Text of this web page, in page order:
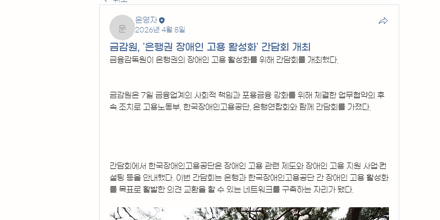
운영자
운영자
2026년 4월 8일
금감원, '은행권 장애인 고용 활성화' 간담회 개최
금융감독원이 은행권의 장애인 고용 활성화를 위해 간담회를 개최했다.
금감원은 7일 금융업계의 사회적 책임과 포용금융 강화를 위해 체결한 업무협약의 후
속 조치로 고용노동부, 한국장애인고용공단, 은행연합회와 함께 간담회를 가졌다.
간담회에서 한국장애인고용공단은 장애인 고용 관련 제도와 장애인 고용 지원 사업·컨
설팅 등을 안내했다. 이번 간담회는 은행과 한국장애인고용공단 간 장애인 고용 활성화
를 목표로 활발한 의견 교환을 할 수 있는 네트워크를 구축하는 자리가 됐다.